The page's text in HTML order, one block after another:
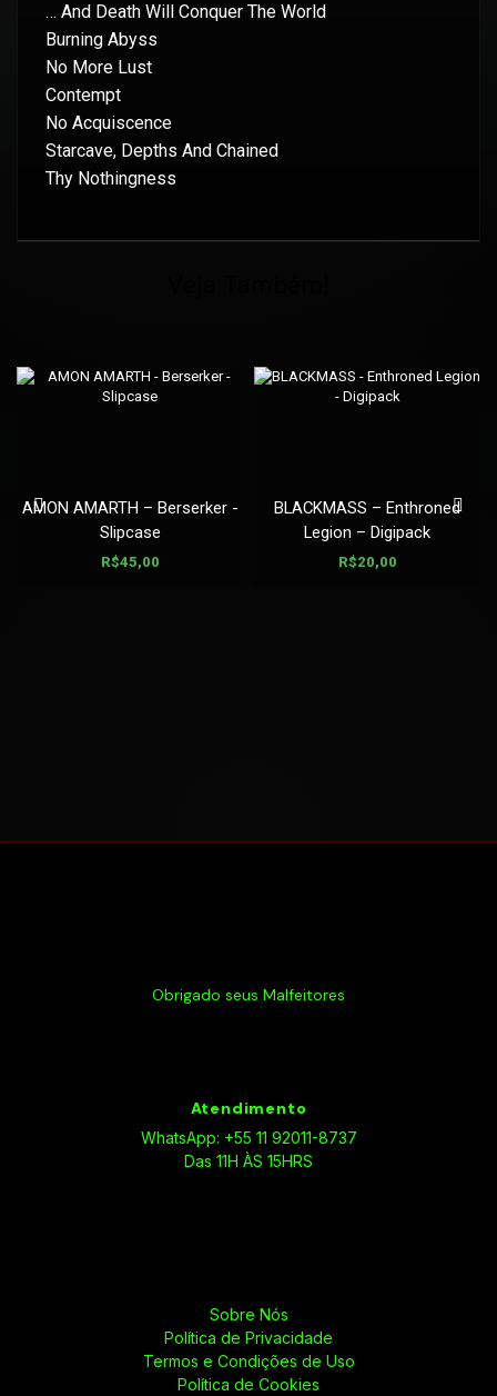
… And Death Will Conquer The World
Burning Abyss
No More Lust
Contempt
No Acquiscence
Starcave, Depths And Chained
Thy Nothingness
AMON AMARTH – Berserker -
Slipcase
R$45,00
BLACKMASS – Enthroned
Legion – Digipack
R$20,00
Obrigado seus Malfeitores
Atendimento
WhatsApp: +55 11 92011-8737
Das 11H ÀS 15HRS
Sobre Nós
Política de Privacidade
Termos e Condições de Uso
Política de Cookies